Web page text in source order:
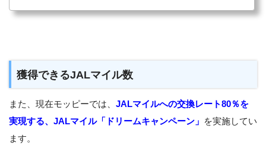
獲得できるJALマイル数
また、現在モッピーでは、 JALマイルへの交換レート80％を
実現する、JALマイル「ドリームキャンペーン」 を実施してい
ます。